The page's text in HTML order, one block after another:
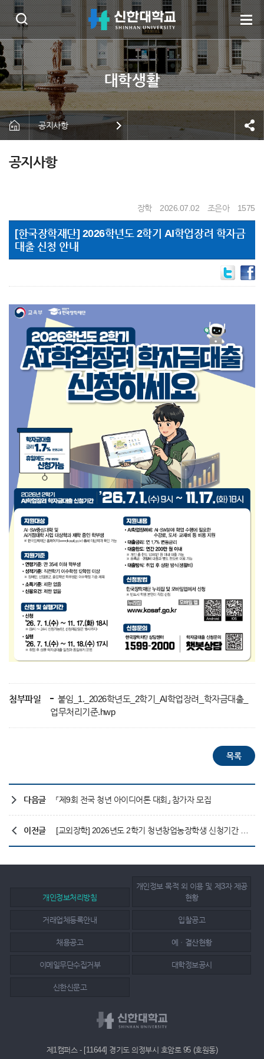
공지사항
공지사항
장학 2026.07.02 조은아 1575
[한국장학재단] 2026학년도 2학기 AI학업장려 학자금
대출 신청 안내
첨부파일
붙임_1._2026학년도_2학기_AI학업장려_학자금대출_
업무처리기준.hwp
다음글 「제9회 전국 청년 아이디어톤 대회」 참가자 모집
이전글
개인정보처리방침
개인정보 목적 외 이용 및 제3자 제공
현황
거래업체등록안내 입찰공고
채용공고 예ㆍ결산현황
이메일무단수집거부 대학정보공시
신한신문고
제1캠퍼스 - [11644] 경기도 의정부시 호암로 95 (호원동)